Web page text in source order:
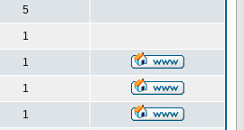
5
1
1
1
1